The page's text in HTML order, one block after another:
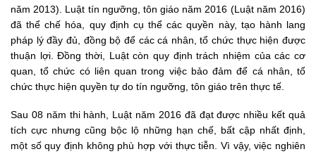
năm 2013). Luật tín ngưỡng, tôn giáo năm 2016 (Luật năm 2016)
đã thể chế hóa, quy định cụ thể các quyền này, tạo hành lang
pháp lý đầy đủ, đồng bộ để các cá nhân, tổ chức thực hiện được
thuận lợi. Đồng thời, Luật còn quy định trách nhiệm của các cơ
quan, tổ chức có liên quan trong việc bảo đảm để cá nhân, tổ
chức thực hiện quyền tự do tín ngưỡng, tôn giáo trên thực tế.
Sau 08 năm thi hành, Luật năm 2016 đã đạt được nhiều kết quả
tích cực nhưng cũng bộc lộ những hạn chế, bất cập nhất định,
một số quy định không phù hợp với thực tiễn. Vì vậy, việc nghiên